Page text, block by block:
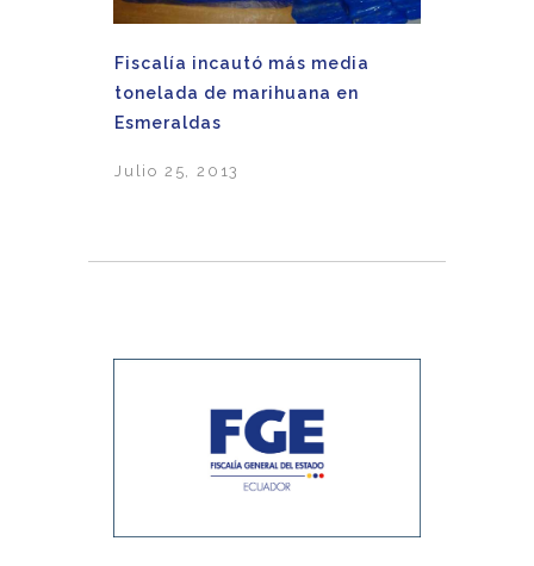
Fiscalía incautó más media
tonelada de marihuana en
Esmeraldas
Julio 25, 2013